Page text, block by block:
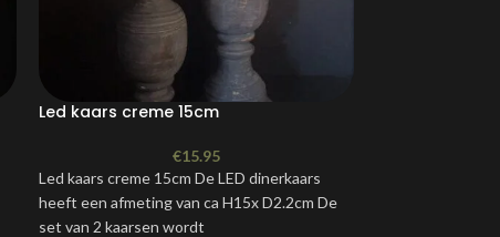
Led kaars creme 15cm
€15.95
Led kaars creme 15cm De LED dinerkaars
heeft een afmeting van ca H15x D2.2cm De
set van 2 kaarsen wordt